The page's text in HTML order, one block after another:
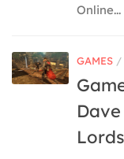
Online...
GAMES /